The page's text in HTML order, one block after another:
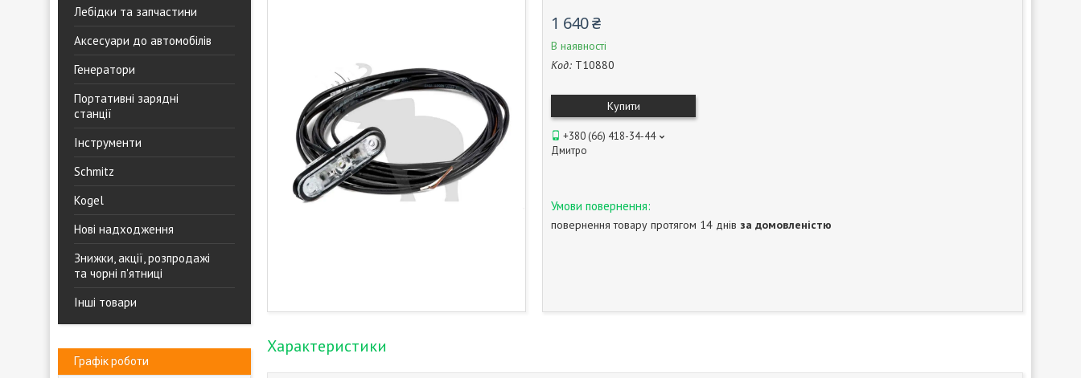
Лебідки та запчастини
Аксесуари до автомобілів
Генератори
Портативні зарядні
станції
Інструменти
Schmitz
Kogel
Нові надходження
Знижки, акції, розпродажі
та чорні п'ятниці
Інші товари
Графік роботи
1 640 ₴
В наявності
Код: T10880
Купити
+380 (66) 418-34-44
Дмитро
повернення товару протягом 14 днів за домовленістю
Характеристики